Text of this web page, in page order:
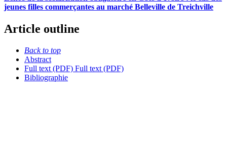
jeunes filles commerçantes au marché Belleville de Treichville
Article outline
Back to top
Abstract
Full text (PDF) Full text (PDF)
Bibliographie